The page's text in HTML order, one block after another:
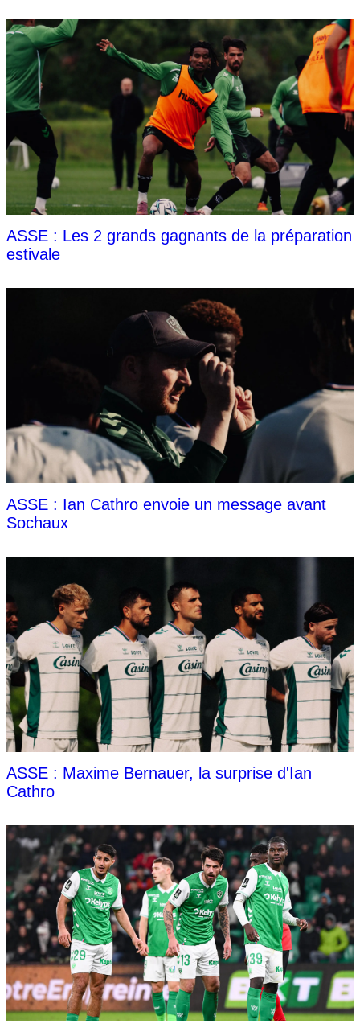
ASSE : Les 2 grands gagnants de la préparation
estivale
ASSE : Ian Cathro envoie un message avant
Sochaux
ASSE : Maxime Bernauer, la surprise d'Ian
Cathro